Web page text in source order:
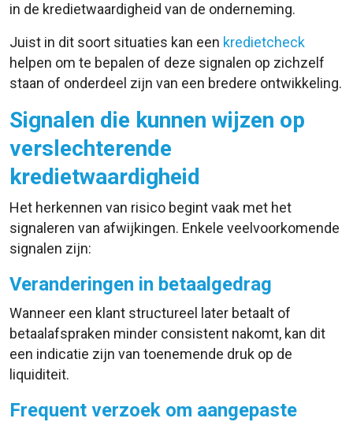
in de kredietwaardigheid van de onderneming.
Juist in dit soort situaties kan een kredietcheck
helpen om te bepalen of deze signalen op zichzelf
staan of onderdeel zijn van een bredere ontwikkeling.
Signalen die kunnen wijzen op
verslechterende
kredietwaardigheid
Het herkennen van risico begint vaak met het
signaleren van afwijkingen. Enkele veelvoorkomende
signalen zijn:
Veranderingen in betaalgedrag
Wanneer een klant structureel later betaalt of
betaalafspraken minder consistent nakomt, kan dit
een indicatie zijn van toenemende druk op de
liquiditeit.
Frequent verzoek om aangepaste